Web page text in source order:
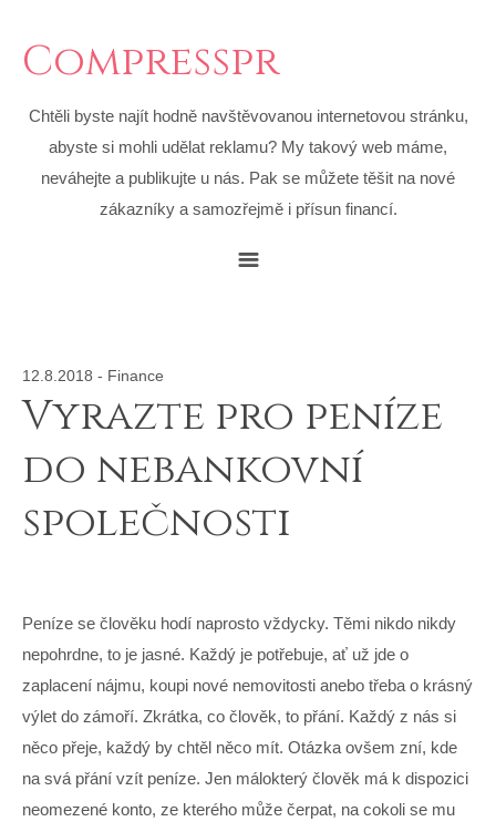
Compresspr
Chtěli byste najít hodně navštěvovanou internetovou stránku,
abyste si mohli udělat reklamu? My takový web máme,
neváhejte a publikujte u nás. Pak se můžete těšit na nové
zákazníky a samozřejmě i přísun financí.
12.8.2018 - Finance
Vyrazte pro peníze
do nebankovní
společnosti
Peníze se člověku hodí naprosto vždycky. Těmi nikdo nikdy
nepohrdne, to je jasné. Každý je potřebuje, ať už jde o
zaplacení nájmu, koupi nové nemovitosti anebo třeba o krásný
výlet do zámoří. Zkrátka, co člověk, to přání. Každý z nás si
něco přeje, každý by chtěl něco mít. Otázka ovšem zní, kde
na svá přání vzít peníze. Jen málokterý člověk má k dispozici
neomezené konto, ze kterého může čerpat, na cokoli se mu